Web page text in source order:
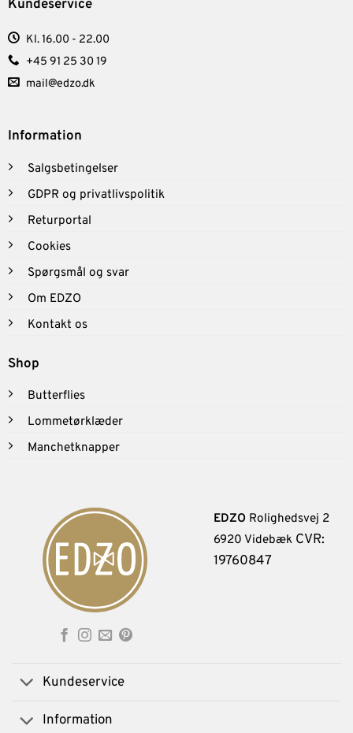
Kundeservice
Kl. 16.00 - 22.00
+45 91 25 30 19
mail@edzo.dk
Information
Salgsbetingelser
GDPR og privatlivspolitik
Returportal
Cookies
Spørgsmål og svar
Om EDZO
Kontakt os
Shop
Butterflies
Lommetørklæder
Manchetknapper
EDZO Rolighedsvej 2
6920 Videbæk CVR:
19760847
Kundeservice
Information